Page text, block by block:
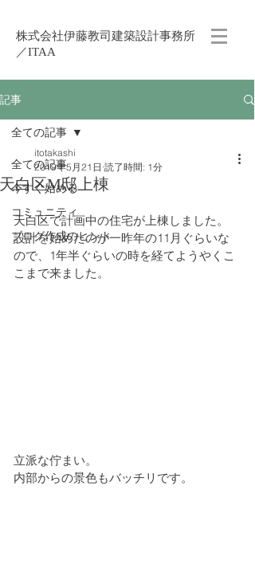
株式会社伊藤教司建築設計事務所
／ITAA
記事
全ての記事
今すぐ始める
コミュニティ
ブログ作成のヒント
全ての記事
天白区M邸上棟
itotakashi
2019年5月21日 読了時間: 1分
天白区で計画中の住宅が上棟しました。
設計を始めたのが一昨年の11月ぐらいな
ので、1年半ぐらいの時を経てようやくこ
こまで来ました。
立派な佇まい。
内部からの景色もバッチリです。